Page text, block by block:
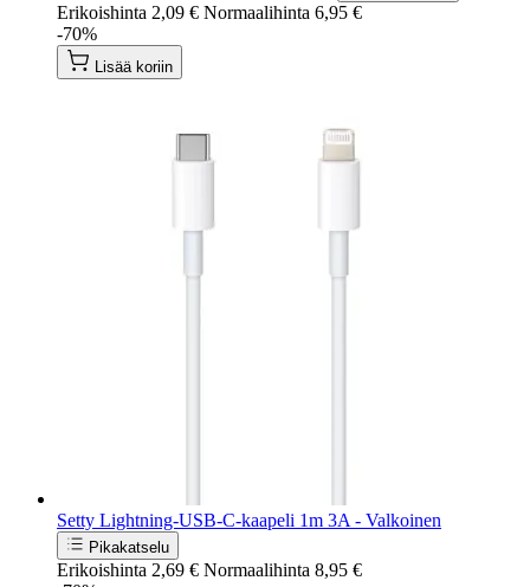
Erikoishinta 2,09 € Normaalihinta 6,95 €
-70%
Lisää koriin
Setty Lightning-USB-C-kaapeli 1m 3A - Valkoinen
Pikakatselu
Erikoishinta 2,69 € Normaalihinta 8,95 €